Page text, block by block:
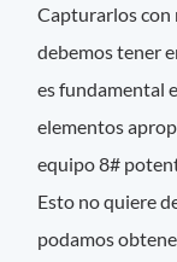
Capturarlos con
debemos tener
es fundamental
elementos
equipo 8#
Esto no quiere
podamos